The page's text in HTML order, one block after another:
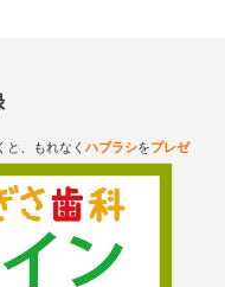
、もれなく ハブラシをプレゼ